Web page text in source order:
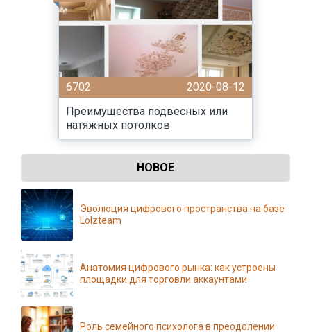
6702
2020-08-12
Преимущества подвесных или
натяжных потолков
НОВОЕ
Эволюция цифрового пространства на базе
Lolzteam
Анатомия цифрового рынка: как устроены
площадки для торговли аккаунтами
Роль семейного психолога в преодолении